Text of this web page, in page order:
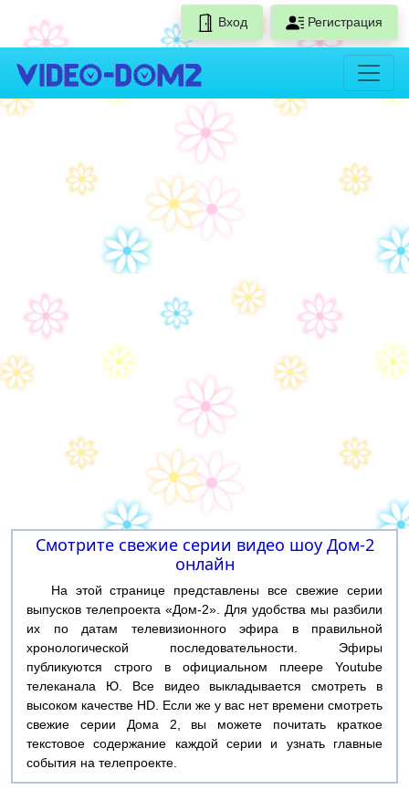
Вход Регистрация
Смотрите свежие серии видео шоу Дом-2
онлайн
На этой странице представлены все свежие серии
выпусков телепроекта «Дом-2». Для удобства мы разбили
их по датам телевизионного эфира в правильной
хронологической последовательности. Эфиры
публикуются строго в официальном плеере Youtube
телеканала Ю. Все видео выкладывается смотреть в
высоком качестве HD. Если же у вас нет времени смотреть
свежие серии Дома 2, вы можете почитать краткое
текстовое содержание каждой серии и узнать главные
события на телепроекте.